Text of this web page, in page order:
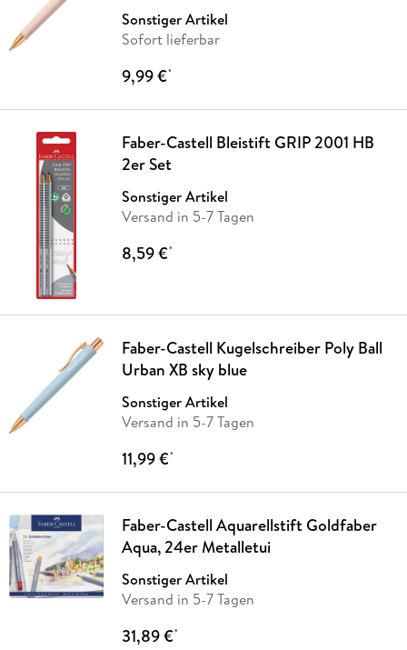
Sonstiger Artikel
Sofort lieferbar
9,99 €*
Faber-Castell Bleistift GRIP 2001 HB
2er Set
Sonstiger Artikel
Versand in 5-7 Tagen
8,59 €*
Faber-Castell Kugelschreiber Poly Ball
Urban XB sky blue
Sonstiger Artikel
Versand in 5-7 Tagen
11,99 €*
Faber-Castell Aquarellstift Goldfaber
Aqua, 24er Metalletui
Sonstiger Artikel
Versand in 5-7 Tagen
31,89 €*